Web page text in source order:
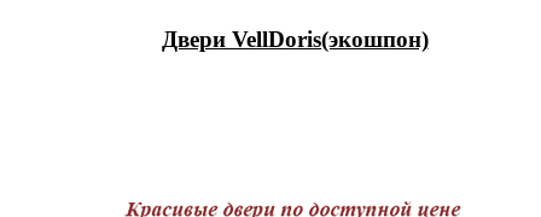
Двери VellDoris(экошпон)